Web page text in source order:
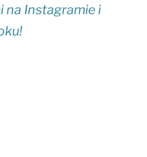
na Instagramie i
!